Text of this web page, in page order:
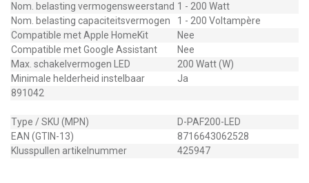
Nom. belasting vermogensweerstand 1 - 200 Watt
Nom. belasting capaciteitsvermogen
1 - 200 Voltampère
Compatible met Apple HomeKit
Nee
Compatible met Google Assistant
Nee
Max. schakelvermogen LED
200 Watt (W)
Minimale helderheid instelbaar
Ja
891042
Type / SKU (MPN)
D-PAF200-LED
EAN (GTIN-13)
8716643062528
Klusspullen artikelnummer
425947